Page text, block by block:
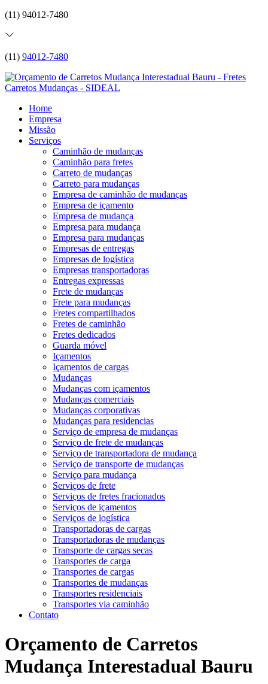
(11) 94012-7480
(11) 94012-7480
Home
Empresa
Missão
Serviços
Caminhão de mudanças
Caminhão para fretes
Carreto de mudanças
Carreto para mudanças
Empresa de caminhão de mudanças
Empresa de içamento
Empresa de mudança
Empresa para mudança
Empresa para mudanças
Empresas de entregas
Empresas de logística
Empresas transportadoras
Entregas expressas
Frete de mudanças
Frete para mudanças
Fretes compartilhados
Fretes de caminhão
Fretes dedicados
Guarda móvel
Içamentos
Içamentos de cargas
Mudanças
Mudanças com içamentos
Mudanças comerciais
Mudanças corporativas
Mudanças para residencias
Serviço de empresa de mudanças
Serviço de frete de mudanças
Serviço de transportadora de mudança
Serviço de transporte de mudanças
Serviço para mudança
Serviços de frete
Serviços de fretes fracionados
Serviços de içamentos
Serviços de logística
Transportadoras de cargas
Transportadoras de mudanças
Transporte de cargas secas
Transportes de carga
Transportes de cargas
Transportes de mudanças
Transportes residenciais
Transportes via caminhão
Contato
Orçamento de Carretos
Mudança Interestadual Bauru